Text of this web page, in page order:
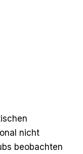
nicht
beobachten